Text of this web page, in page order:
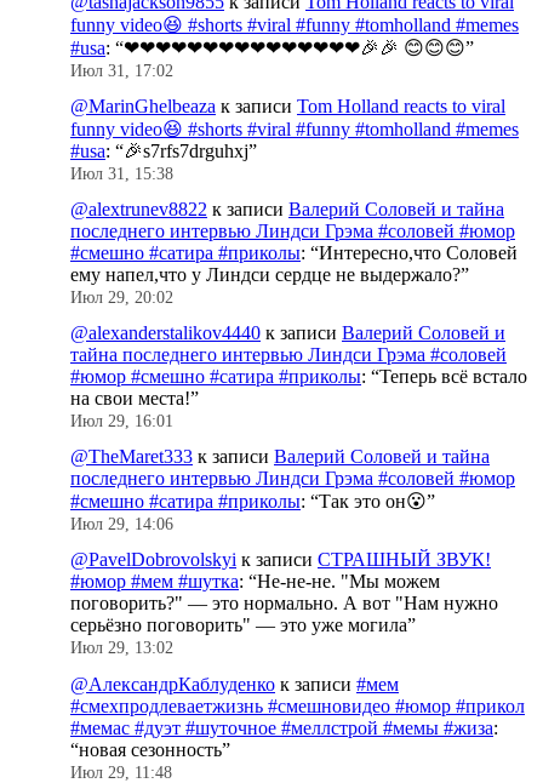
funny video😆 #shorts #viral #funny #tomholland #memes
#usa: “❤❤❤❤❤❤❤❤❤❤❤❤❤❤❤🎉🎉 😊😊😊”
Июл 31, 17:02
@MarinGhelbeaza к записи Tom Holland reacts to viral
funny video😆 #shorts #viral #funny #tomholland #memes
#usa: “🎉s7rfs7drguhxj”
Июл 31, 15:38
@alextrunev8822 к записи Валерий Соловей и тайна
последнего интервью Линдси Грэма #соловей #юмор
#смешно #сатира #приколы: “Интересно,что Соловей
ему напел,что у Линдси сердце не выдержало?”
Июл 29, 20:02
@alexanderstalikov4440 к записи Валерий Соловей и
тайна последнего интервью Линдси Грэма #соловей
#юмор #смешно #сатира #приколы: “Теперь всё встало
на свои места!”
Июл 29, 16:01
@TheMaret333 к записи Валерий Соловей и тайна
последнего интервью Линдси Грэма #соловей #юмор
#смешно #сатира #приколы: “Так это он😮”
Июл 29, 14:06
@PavelDobrovolskyi к записи СТРАШНЫЙ ЗВУК!
#юмор #мем #шутка: “Не-не-не. "Мы можем
поговорить?" — это нормально. А вот "Нам нужно
серьёзно поговорить" — это уже могила”
Июл 29, 13:02
@АлександрКаблуденко к записи #мем
#смехпродлеваетжизнь #смешновидео #юмор #прикол
#мемас #дуэт #шуточное #меллстрой #мемы #жиза:
“новая сезонность”
Июл 29, 11:48